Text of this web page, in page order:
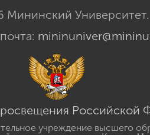
Мининский Университет.
Российской
учреждение высшего